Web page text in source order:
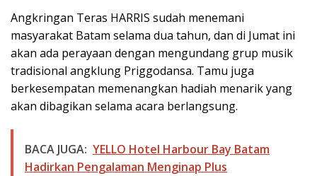
Angkringan Teras HARRIS sudah menemani
masyarakat Batam selama dua tahun, dan di Jumat ini
akan ada perayaan dengan mengundang grup musik
tradisional angklung Priggodansa. Tamu juga
berkesempatan memenangkan hadiah menarik yang
akan dibagikan selama acara berlangsung.
BACA JUGA: YELLO Hotel Harbour Bay Batam
Hadirkan Pengalaman Menginap Plus